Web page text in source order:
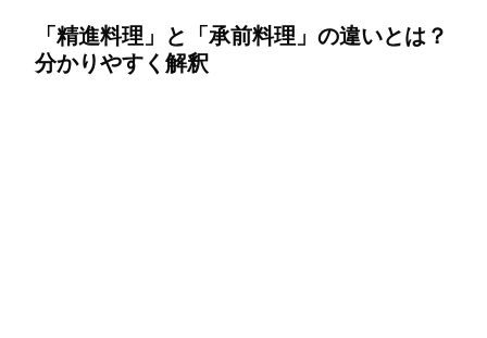
「精進料理」と「承前料理」の違いとは？
分かりやすく解釈